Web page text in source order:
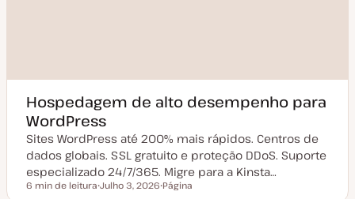
Hospedagem de alto desempenho para
WordPress
Sites WordPress até 200% mais rápidos. Centros de
dados globais. SSL gratuito e proteção DDoS. Suporte
especializado 24/7/365. Migre para a Kinsta…
Tempo de leitura
6 min de leitura Julho 3, 2026 Página